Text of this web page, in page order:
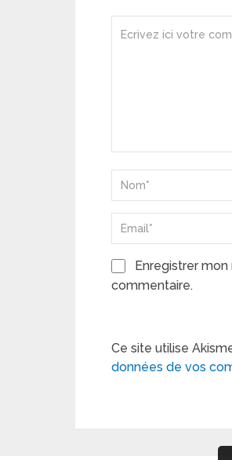
Enregistrer
commentaire.
Ce site utilise
données de vos